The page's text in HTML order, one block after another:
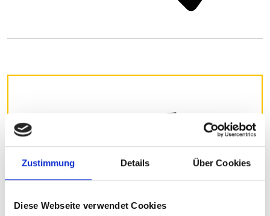
Zustimmung Details Über Cookies
Diese Webseite verwendet Cookies